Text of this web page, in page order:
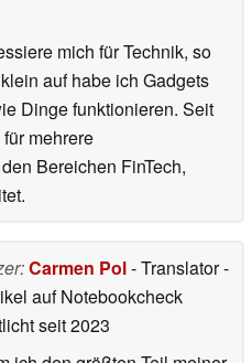
mich für Technik, so
auf habe ich Gadgets
Dinge funktionieren. Seit
mehrere
Bereichen FinTech,
Carmen Pol- Translator-
auf Notebookcheck
seit 2023